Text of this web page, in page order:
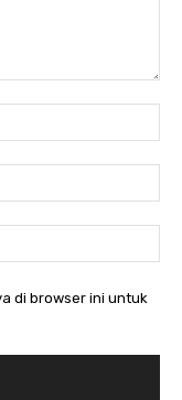
di browser ini untuk